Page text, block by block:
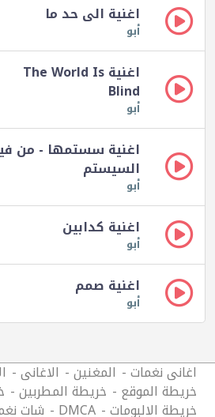
اغنية الى حد ما
أبو
اغنية The World Is
Blind
أبو
اغنية سستمها - من
السيستم
أبو
اغنية كدابين
أبو
اغنية صمم
أبو
اغانى نغمات المغنين الاغانى
خريطة الموقع خريطة المطربين
خريطة الالبومات DMCA شات